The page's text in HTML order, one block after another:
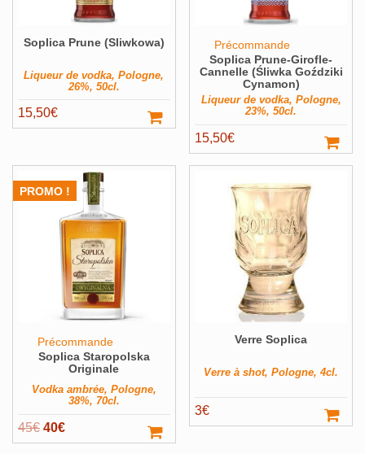
Soplica Prune (Sliwkowa)
Liqueur de vodka, Pologne,
26%, 50cl.
15,50€
Précommande
Soplica Prune-Girofle-
Cannelle (Śliwka Goździki
Cynamon)
Liqueur de vodka, Pologne,
23%, 50cl.
15,50€
PROMO !
Précommande
Soplica Staropolska
Originale
Vodka ambrée, Pologne,
38%, 70cl.
45€ Le
prix
40€Le
prix
Verre Soplica
Verre à shot, Pologne, 4cl.
3€